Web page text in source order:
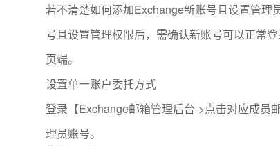
若不清楚如何添加Exchange新账号且设置管理
号且设置管理权限后，需确认新账号可以正常
页端。
设置单一账户委托方式
登录【Exchange邮箱管理后台->点击对应成员
理员账号。